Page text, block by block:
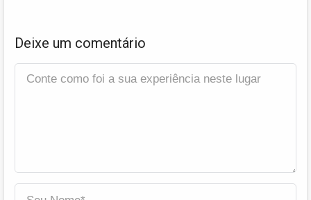
Deixe um comentário